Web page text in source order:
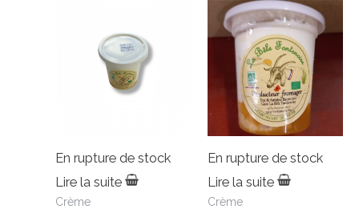
En rupture de stock
Lire la suite
Crème
En rupture de stock
Lire la suite
Crème